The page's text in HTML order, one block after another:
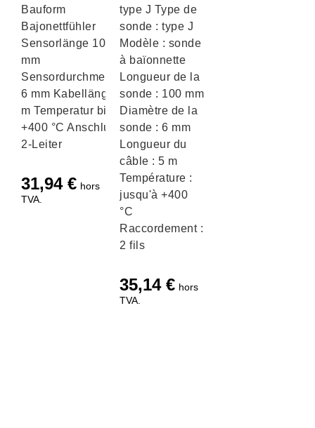
Bauform
Bajonettfühler
Sensorlänge 100
mm
Sensordurchmesser
6 mm Kabellänge 4
m Temperatur bis
+400 °C Anschluss
2-Leiter
31,94 € hors
TVA.
type J Type de
sonde : type J
Modèle : sonde
à baïonnette
Longueur de la
sonde : 100 mm
Diamètre de la
sonde : 6 mm
Longueur du
câble : 5 m
Température :
jusqu'à +400
°C
Raccordement :
2 fils
35,14 € hors
TVA.